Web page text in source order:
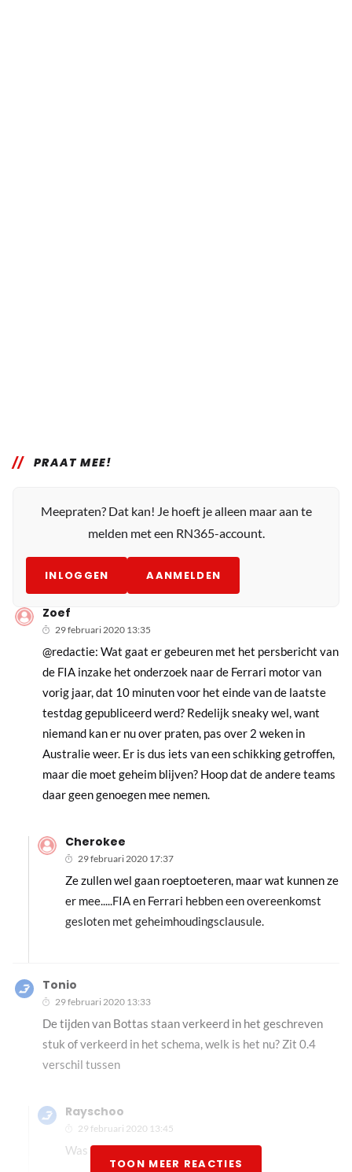
PRAAT MEE!
Meepraten? Dat kan! Je hoeft je alleen maar aan te
melden met een RN365-account.
INLOGGEN AANMELDEN
Tonio
29 februari 2020 13:33
De tijden van Bottas staan verkeerd in het geschreven
stuk of verkeerd in het schema, welk is het nu? Zit 0.4
verschil tussen
Rayschoo
29 februari 2020 13:45
Was mij ook al opgevallen.
Zoef
29 februari 2020 13:35
@redactie: Wat gaat er gebeuren met het persbericht van
de FIA inzake het onderzoek naar de Ferrari motor van
vorig jaar, dat 10 minuten voor het einde van de laatste
testdag gepubliceerd werd? Redelijk sneaky wel, want
niemand kan er nu over praten, pas over 2 weken in
Australie weer. Er is dus iets van een schikking getroffen,
maar die moet geheim blijven? Hoop dat de andere teams
daar geen genoegen mee nemen.
Cherokee
29 februari 2020 17:37
Ze zullen wel gaan roeptoeteren, maar wat kunnen ze
er mee.....FIA en Ferrari hebben een overeenkomst
gesloten met geheimhoudingsclausule.
TOON MEER REACTIES